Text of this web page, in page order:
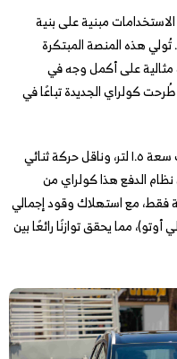
مبنية على بنية
جيلي المعيارية المتطورة من الفئة B (BMA). تُولي هذه المنصة المبتكرة
مثالية على أكمل وجه في
كولراي الجديدة تباعًا في
يعمل الطراز الجديد بمحرك رباعي الأسطوانات سعة ١.٥ لتر، وناقل حركة ثنائي
الدفع هذا كولراي من
من صفر إلى ١٠٠ كم/ساعة في ٧.٦ ثانية فقط، مع استهلاك وقود إجمالي
جيلي أوتو)، مما يحقق توازنًا رائعًا بين